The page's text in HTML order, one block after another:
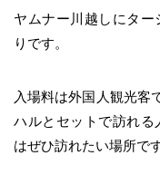
ヤムナー川越しにタ
りです。
入場料は外国人観光客
ハルとセットで訪れ
はぜひ訪れたい場所です